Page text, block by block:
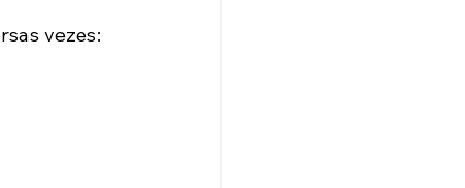
vezes: